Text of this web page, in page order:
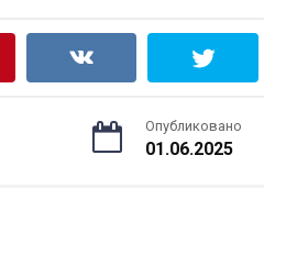
Опубликовано
01.06.2025